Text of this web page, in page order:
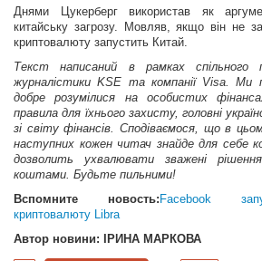
Днями Цукерберг використав як
китайську загрозу. Мовляв, якщо він не
криптовалюту запустить Китай.
Текст написаний в рамках
журналістики KSE та компанії Visa. Ми
добре розумілися на особистих
правила для їхнього захисту, головні
зі світу фінансів. Сподіваємося, що в
наступних кожен читач знайде для себе
дозволить ухвалювати зважені
коштами. Будьте пильними!
Вспомните новость: Facebook
криптовалюту Libra
Автор новини: ІРИНА МАРКОВА